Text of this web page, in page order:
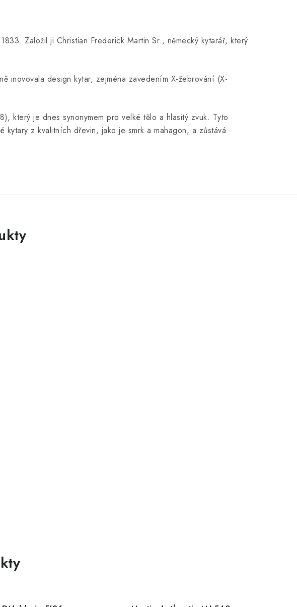
Založil ji Christian Frederick Martin Sr., německý kytarář, který
inovovala design kytar, zejména zavedením X-žebrování (X-
který je dnes synonymem pro velké tělo a hlasitý zvuk. Tyto
z kvalitních dřevin, jako je smrk a mahagon, a zůstává